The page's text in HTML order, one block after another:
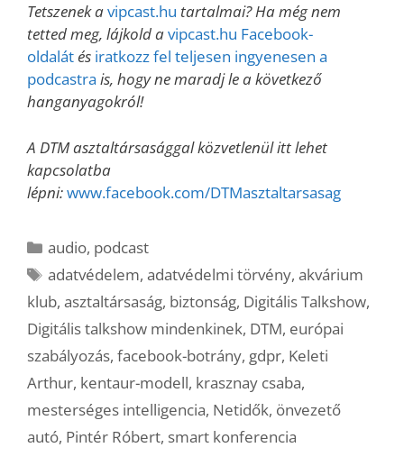
Tetszenek avipcast.hu tartalmai? Ha még nem
tetted meg, lájkold avipcast.hu Facebook-
oldalátés iratkozz fel teljesen ingyenesen a
podcastra is, hogy ne maradj le a következő
hanganyagokról!
A DTM asztaltársasággal közvetlenül itt lehet
kapcsolatba
lépni:www.facebook.com/DTMasztaltarsasag
Kategória
audio, podcast
Címkék
adatvédelem,adatvédelmi törvény,akvárium
klub, asztaltársaság, biztonság, Digitális Talkshow,
Digitális talkshow mindenkinek, DTM, európai
szabályozás, facebook-botrány, gdpr, Keleti
Arthur, kentaur-modell, krasznay csaba,
mesterséges intelligencia, Netidők, önvezető
autó, Pintér Róbert, smart konferencia